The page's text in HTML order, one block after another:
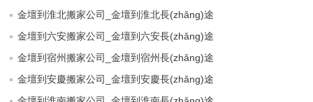
金壇到淮北搬家公司_金壇到淮北長(zhǎng)途
金壇到六安搬家公司_金壇到六安長(zhǎng)途
金壇到宿州搬家公司_金壇到宿州長(zhǎng)途
金壇到安慶搬家公司_金壇到安慶長(zhǎng)途